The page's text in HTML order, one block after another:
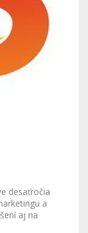
desaťročia
a
aj na